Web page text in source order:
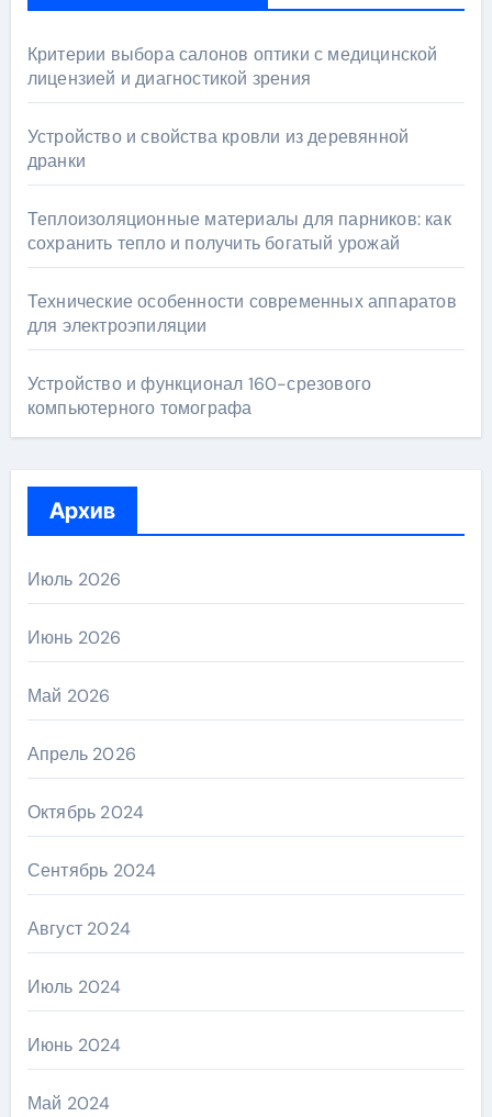
Критерии выбора салонов оптики с медицинской
лицензией и диагностикой зрения
Устройство и свойства кровли из деревянной
дранки
Теплоизоляционные материалы для парников: как
сохранить тепло и получить богатый урожай
Технические особенности современных аппаратов
для электроэпиляции
Устройство и функционал 160-срезового
компьютерного томографа
Архив
Июль 2026
Июнь 2026
Май 2026
Апрель 2026
Октябрь 2024
Сентябрь 2024
Август 2024
Июль 2024
Июнь 2024
Май 2024